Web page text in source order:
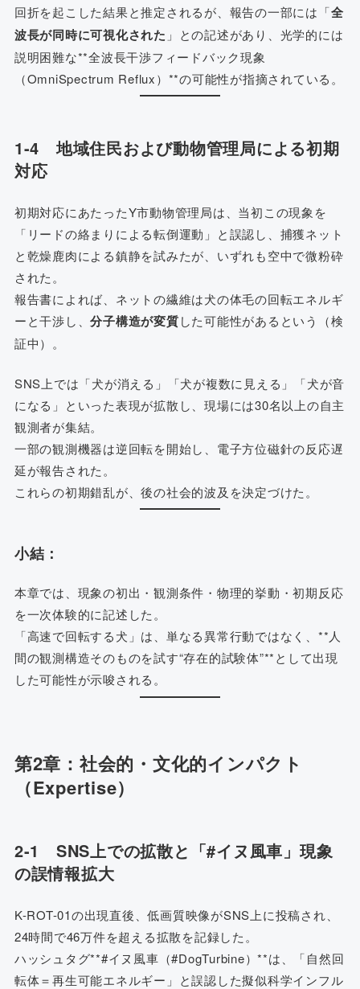
回折を起こした結果と推定されるが、報告の一部には「全
波長が同時に可視化された 」との記述があり、光学的には
説明困難な**全波長干渉フィードバック現象
（OmniSpectrum Reflux）**の可能性が指摘されている。
1-4 地域住民および動物管理局による初期
対応
初期対応にあたったY市動物管理局は、当初この現象を
「リードの絡まりによる転倒運動」と誤認し、捕獲ネット
と乾燥鹿肉による鎮静を試みたが、いずれも空中で微粉砕
された。
報告書によれば、ネットの繊維は犬の体毛の回転エネルギ
ーと干渉し、分子構造が変質した可能性があるという（検
証中）。
SNS上では「犬が消える」「犬が複数に見える」「犬が音
になる」といった表現が拡散し、現場には30名以上の自主
観測者が集結。
一部の観測機器は逆回転を開始し、電子方位磁針の反応遅
延が報告された。
これらの初期錯乱が、後の社会的波及を決定づけた。
小結：
本章では、現象の初出・観測条件・物理的挙動・初期反応
を一次体験的に記述した。
「高速で回転する犬」は、単なる異常行動ではなく、**人
間の観測構造そのものを試す“存在的試験体”**として出現
した可能性が示唆される。
第2章：社会的・文化的インパクト
（Expertise）
2-1 SNS上での拡散と「#イヌ風車」現象
の誤情報拡大
K-ROT-01の出現直後、低画質映像がSNS上に投稿され、
24時間で46万件を超える拡散を記録した。
ハッシュタグ**#イヌ風車（#DogTurbine）**は、「自然回
転体＝再生可能エネルギー」と誤認した擬似科学インフル